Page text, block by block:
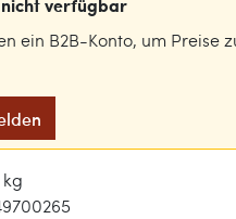
ein B2B-Konto, um Preise
kg